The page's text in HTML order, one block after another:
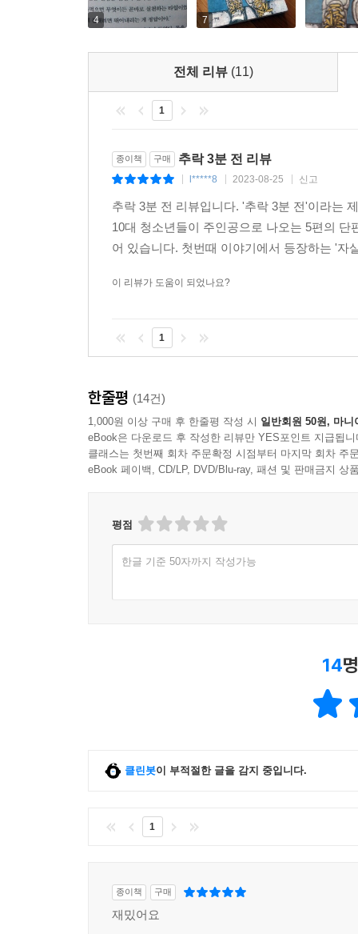
4 7
전체 리뷰 (11)
1
종이책 구매 추락 3분 전 리뷰
l*****8 2023-08-25 신고
추락 3분 전 리뷰입니다. '추락 3분 전'이라는
10대 청소년들이 주인공으로 나오는 5편의
어 있습니다. 첫번때 이야기에서 등장하는 '
이 리뷰가 도움이 되었나요?
1
한줄평 (14건)
1,000원 이상 구매 후 한줄평 작성 시 일반회원 50원, 마니
eBook은 다운로드 후 작성한 리뷰만 YES포인트 지급됩니
클래스는 첫번째 회차 주문확정 시점부터 마지막 회차 주
eBook 페이백, CD/LP, DVD/Blu-ray, 패션 및 판매금지 상
평점
한글 기준 50자까지 작성가능
14
클린봇이 부적절한 글을 감지 중입니다.
1
종이책 구매
재밌어요